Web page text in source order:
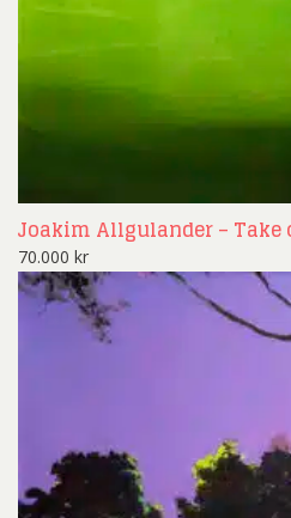
Joakim Allgulander – Take
70.000 kr